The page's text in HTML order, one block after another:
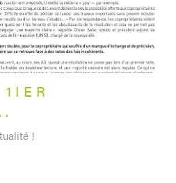
!